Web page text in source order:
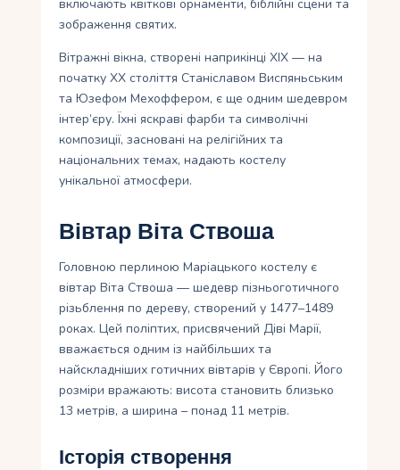
включають квіткові орнаменти, біблійні сцени та
зображення святих.
Вітражні вікна, створені наприкінці XIX — на
початку XX століття Станіславом Виспяньським
та Юзефом Мехоффером, є ще одним шедевром
інтер’єру. Їхні яскраві фарби та символічні
композиції, засновані на релігійних та
національних темах, надають костелу
унікальної атмосфери.
Вівтар Віта Ствоша
Головною перлиною Маріацького костелу є
вівтар Віта Ствоша — шедевр пізньоготичного
різьблення по дереву, створений у 1477–1489
роках. Цей поліптих, присвячений Діві Марії,
вважається одним із найбільших та
найскладніших готичних вівтарів у Європі. Його
розміри вражають: висота становить близько
13 метрів, а ширина – понад 11 метрів.
Історія створення